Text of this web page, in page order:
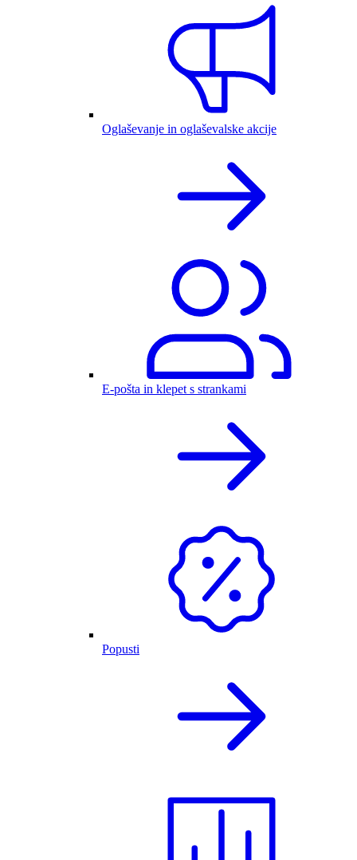
Oglaševanje in oglaševalske akcije
E-pošta in klepet s strankami
Popusti